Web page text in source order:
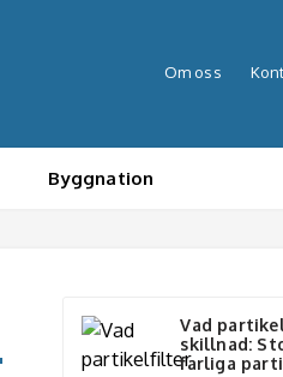
Om oss
Byggnation
Vad
skillnad:
farliga